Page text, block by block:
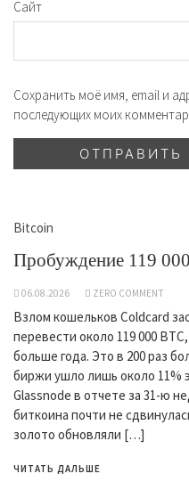
Сайт
Сохранить моё имя, email и
последующих моих
Bitcoin
Пробуждение 119
06.08.2026 ZERO COMMENT
Взлом кошельков Coldcard
перевести около 119 000
больше года. Это в 200 раз
биржи ушло лишь около 11%
Glassnode в отчете за 31-ю
биткоина почти не
золото обновляли […]
ЧИТАТЬ ДАЛЬШЕ